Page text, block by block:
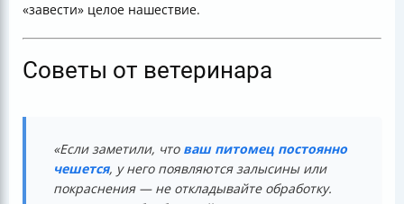
«завести» целое нашествие.
Советы от ветеринара
«Если заметили, что ваш питомец постоянно
чешется, у него появляются залысины или
покраснения — не откладывайте обработку.